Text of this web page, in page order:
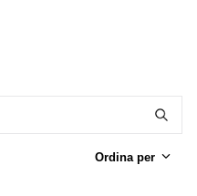
Ordina per